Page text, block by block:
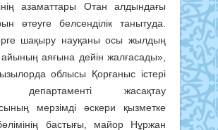
азаматтары Отан алдындағы
өтеуге белсенділік танытуда.
шақыру науқаны осы жылдың
аяғына дейін жалғасады»,
облысы Қорғаныс істері
департаменті жасақтау
мерзімді әскери қызметке
бастығы, майор Нұржан